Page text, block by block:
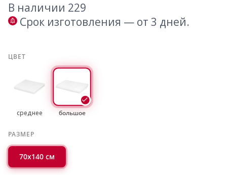
В наличии 229
Срок изготовления — от 3 дней.
ЦВЕТ
среднее большое
РАЗМЕР
70х140 см